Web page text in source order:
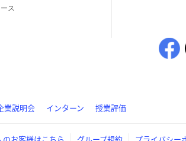
ース
業説明会 インターン 授業評価